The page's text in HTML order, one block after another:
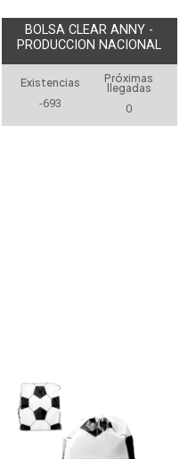
BOLSA CLEAR ANNY -
PRODUCCION NACIONAL
Existencias
-693
Próximas
llegadas
0